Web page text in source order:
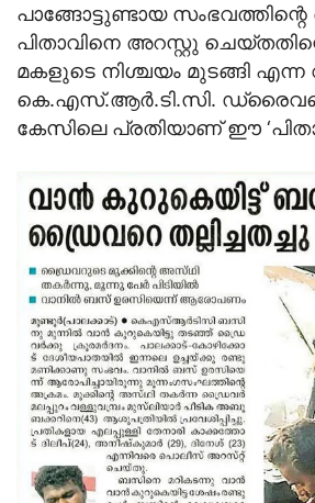
പാങ്ങോട്ടുണ്ടായ
പിതാവിനെ അറസ്റ്റു
മകളുടെ നിശ്ചയം മുടങ്ങി
കെ.എസ്.ആര്‍.ടി.സി. ഡ്രൈവറെ
കേസിലെ പ്രതിയാണ് ഈ